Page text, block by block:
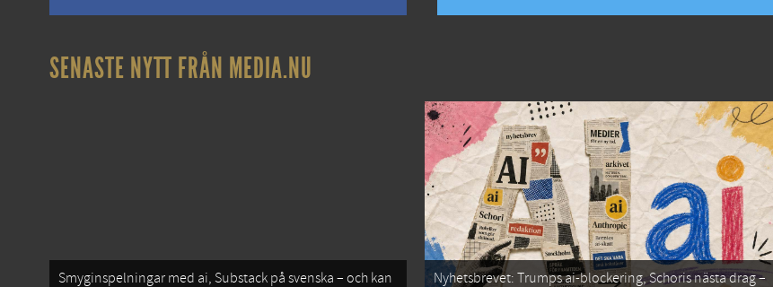
SENASTE NYTT FRÅN MEDIA.NU
Smyginspelningar med ai, Substack på svenska – och kan
Nyhetsbrevet: Trumps ai-blockering, Schoris nästa drag –